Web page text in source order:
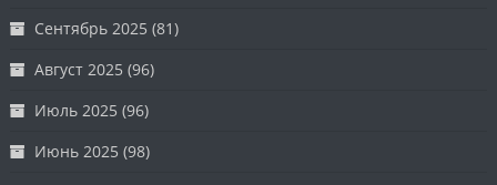
Сентябрь 2025 (81)
Август 2025 (96)
Июль 2025 (96)
Июнь 2025 (98)